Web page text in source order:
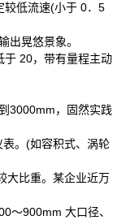
低流速(小于 0．5
出晃悠景象。
20，带有量程主动
3000mm，固然实践
。(如容积式、涡轮
大比重。某企业近万
～900mm 大口径、